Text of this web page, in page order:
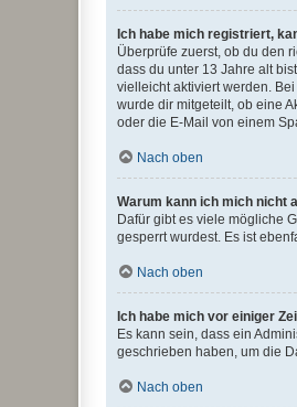
Ich habe mich registriert,
Überprüfe zuerst, ob du den
dass du unter 13 Jahre alt
vielleicht aktiviert werden.
wurde dir mitgeteilt, ob eine
oder die E-Mail von einem
Nach oben
Warum kann ich mich nicht
Dafür gibt es viele mögliche
gesperrt wurdest. Es ist
Nach oben
Ich habe mich vor einiger
Es kann sein, dass ein
geschrieben haben, um die
Nach oben